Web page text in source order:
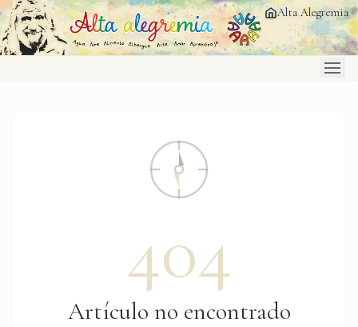
Saltar al contenido principal Alta Alegremia
404
Artículo no encontrado